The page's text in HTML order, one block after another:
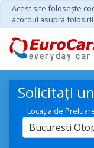
Acest site foloseşte
acordul asupra
Solicitați
Locația de
Bucuresti